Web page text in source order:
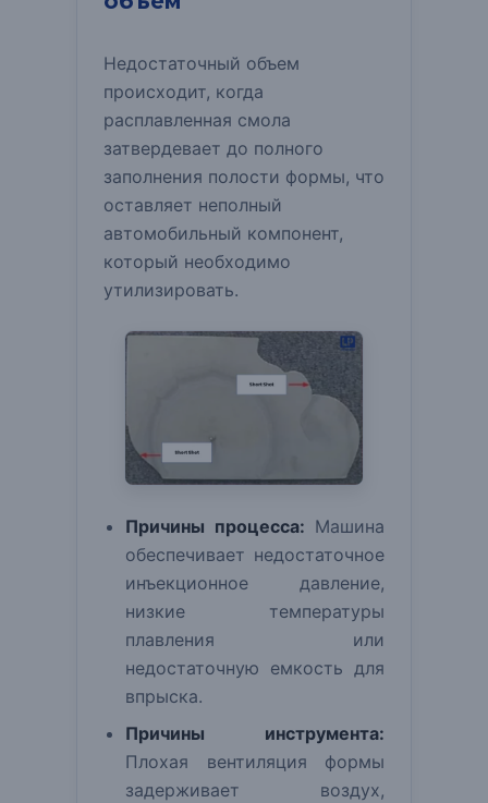
Недостаточный объем
происходит, когда
расплавленная смола
затвердевает до полного
заполнения полости формы, что
оставляет неполный
автомобильный компонент,
который необходимо
утилизировать.
Причины процесса: Машина
обеспечивает недостаточное
инъекционное давление,
низкие температуры
плавления или
недостаточную емкость для
впрыска.
Причины инструмента:
Плохая вентиляция формы
задерживает воздух,